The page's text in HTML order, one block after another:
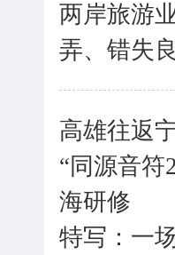
两岸旅游
弄、错失
高雄往返
“同源音
海研修
特写：一